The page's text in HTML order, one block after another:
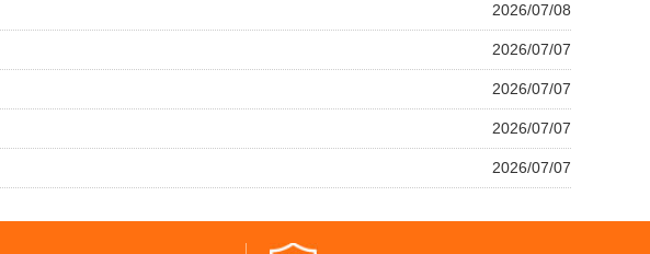
2026/07/08
2026/07/07
2026/07/07
2026/07/07
2026/07/07